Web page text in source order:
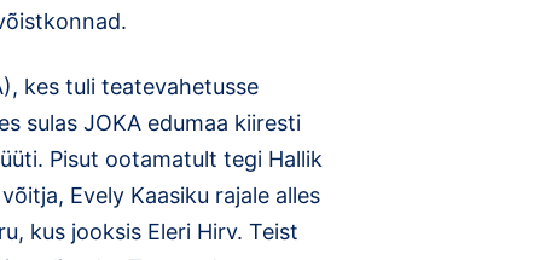
kes tuli teatevahetusse
sulas JOKA edumaa kiiresti
Pisut ootamatult tegi Hallik
Evely Kaasiku rajale alles
kus jooksis Eleri Hirv. Teist